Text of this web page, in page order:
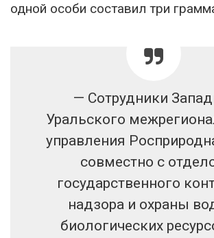
одной особи составил три
— Сотрудники
Уральского
управления
совместно с
государственного
надзора и охраны
биологических